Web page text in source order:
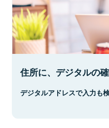
住所に、デジタルの確
デジタルアドレスで入力も